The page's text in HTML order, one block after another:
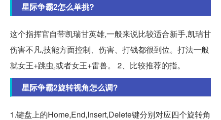
星际争霸2怎么单挑?
这个指挥官自带凯瑞甘英雄,一般来说比较适合新手,凯瑞甘
伤害不凡,技能方面控制、伤害、打钱都很到位。打法一般
就女王+跳虫,或者女王+雷兽。 2、比较推荐的指。
星际争霸2旋转视角怎么调?
1.键盘上的Home,End,Insert,Delete键分别对应四个旋转角